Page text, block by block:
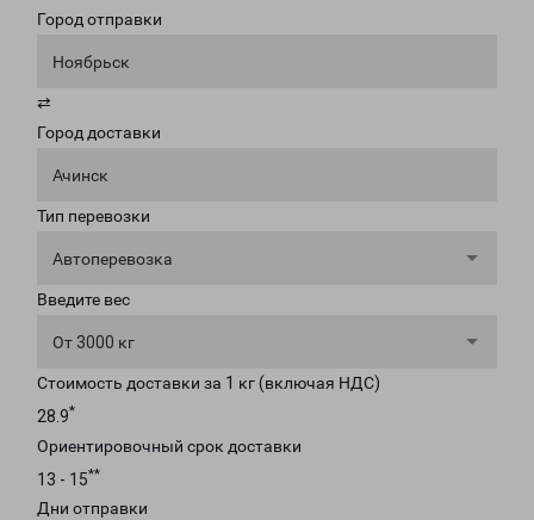
Город отправки
Ноябрьск
⇄
Город доставки
Ачинск
Тип перевозки
Автоперевозка
Введите вес
От 3000 кг
Стоимость доставки за 1 кг (включая НДС)
28.9*
Ориентировочный срок доставки
13 - 15**
Дни отправки